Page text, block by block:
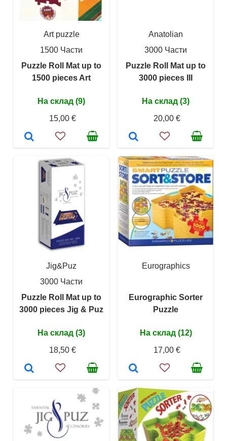
Art puzzle
1500 Части
Puzzle Roll Mat up to
1500 pieces Art
На склад (9)
15,00 €
Anatolian
3000 Части
Puzzle Roll Mat up to
3000 pieces III
На склад (3)
20,00 €
Jig&Puz
3000 Части
Puzzle Roll Mat up to
3000 pieces Jig & Puz
На склад (3)
18,50 €
Eurographics
Eurographic Sorter
Puzzle
На склад (12)
17,00 €